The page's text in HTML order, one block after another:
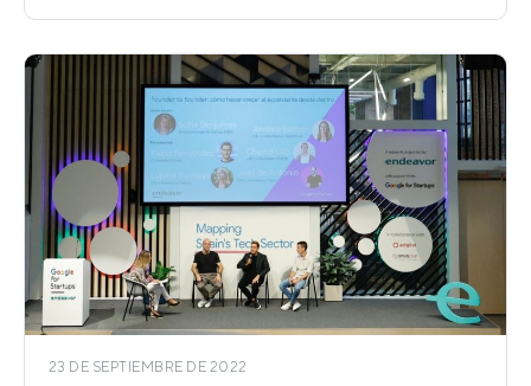
23 DE SEPTIEMBRE DE 2022